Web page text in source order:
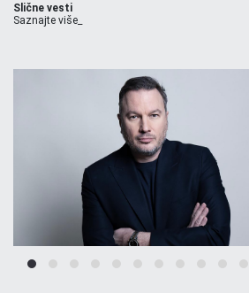
Slične vesti
Saznajte više_